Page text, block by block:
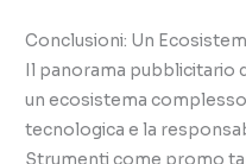
Conclusioni: Un
Il panorama pubblicitario
un ecosistema complesso
tecnologica e la
Strumenti come promo